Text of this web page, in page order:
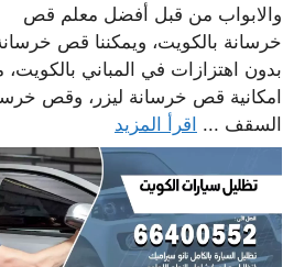
والابواب من قبل أفضل معلم قص
خرسانة بالكويت، ويمكننا قص
بدون اهتزازات في المباني بالكويت،
امكانية قص خرسانة ليزر، وقص
السقف ... اقرأ المزيد